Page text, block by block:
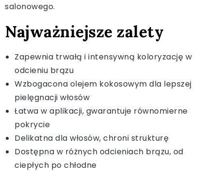
salonowego.
Najważniejsze zalety
Zapewnia trwałą i intensywną koloryzację w
odcieniu brązu
Wzbogacona olejem kokosowym dla lepszej
pielęgnacji włosów
Łatwa w aplikacji, gwarantuje równomierne
pokrycie
Delikatna dla włosów, chroni strukturę
Dostępna w różnych odcieniach brązu, od
ciepłych po chłodne